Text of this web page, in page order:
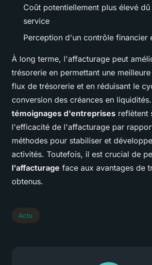
Coût potentiellement plus élevé
service
Perception d'un contrôle financier
À long terme, l'affacturage peut
trésorerie en permettant une
flux de trésorerie et en réduisant le
conversion des créances en
témoignages d'entreprises reflètent
l'efficacité de l'affacturage par
méthodes pour stabiliser et
activités. Toutefois, il est crucial de
l'affacturage face aux avantages de
obtenus.
Actu